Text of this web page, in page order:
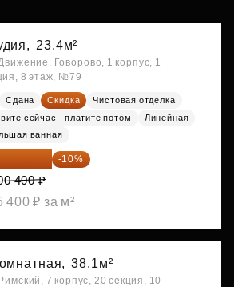
23.4м²
Говорово, 1 корпус, 1
8 этаж, №79
Сдана Скидка
Чистовая отделка
сейчас - платите потом
Линейная
ванная
-10%
400 ₽
400 ₽ за м²
38.1м²
7 корпус, 20 секция, 10